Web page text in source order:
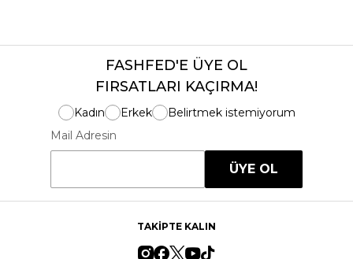
FASHFED'E ÜYE OL
FIRSATLARI KAÇIRMA!
Kadın Erkek
Belirtmek istemiyorum
Mail Adresin
ÜYE OL
TAKİPTE KALIN